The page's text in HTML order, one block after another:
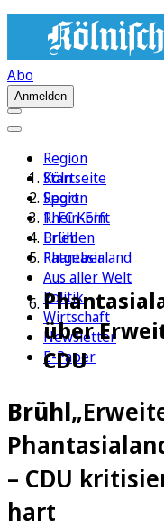
Abo
Anmelden
Region
Köln
Sport
1. FC Köln
Erleben
Ratgeber
Aus aller Welt
Politik
Wirtschaft
Newsletter
E-Paper
Startseite
Region
Rhein-Erft
Brühl
Phantasialand
über
CDU
Brühl
– CDU
hart